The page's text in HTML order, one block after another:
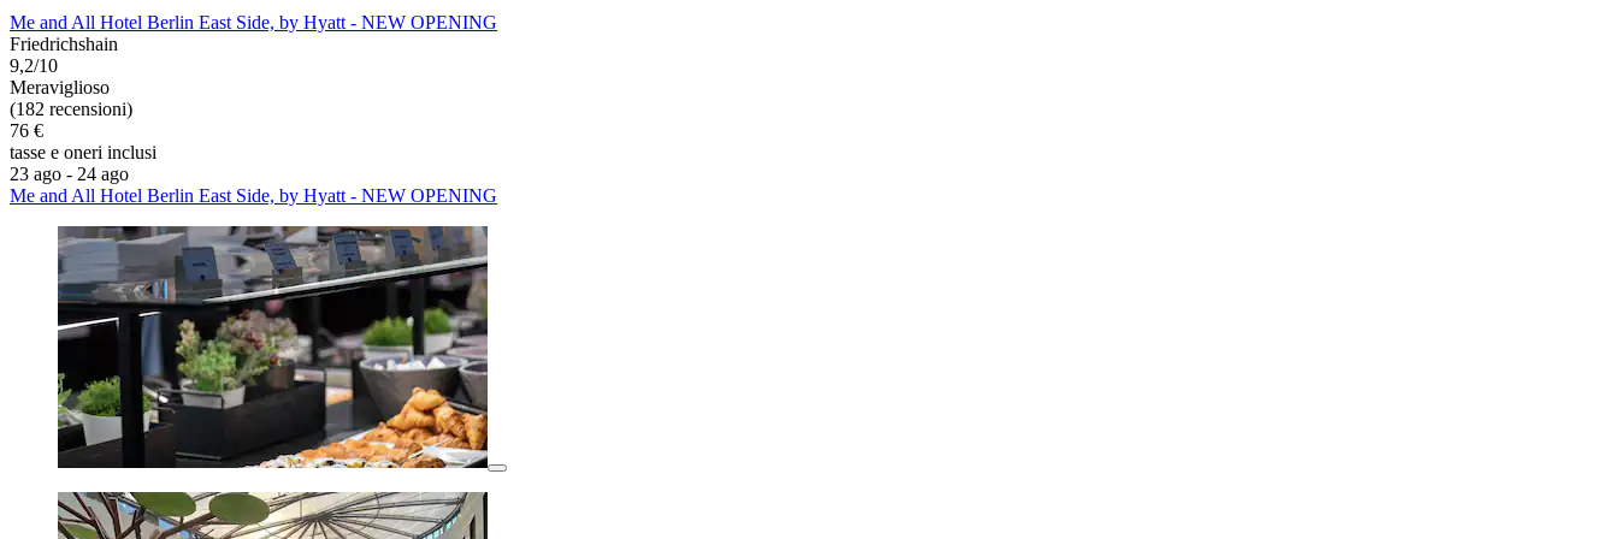
Me and All Hotel Berlin East Side, by Hyatt - NEW OPENING
Friedrichshain
9,2/10
Meraviglioso
(182 recensioni)
76 €
tasse e oneri inclusi
23 ago - 24 ago
Me and All Hotel Berlin East Side, by Hyatt - NEW OPENING